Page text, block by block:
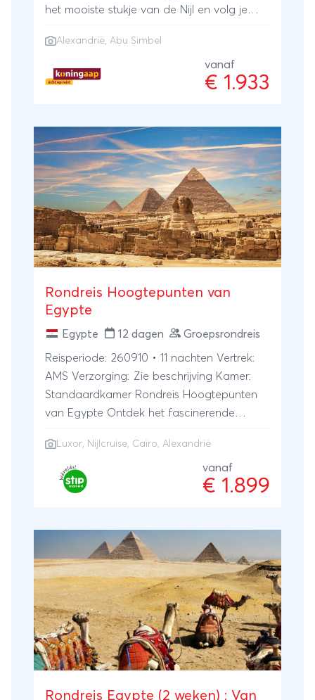
het mooiste stukje van de Nijl en volg je
Zee gelegen Alexandrië tot aan Abu Simbel
in het uiterste zuiden van het land. Meer
dan 5000 jaar geschiedenis en verrassend
voorname plaats inneemt, maar ook de
koptische en islamitische monumenten en
bouwkunst menig reiziger verbaasd doen
staan. Ervaar het oude Egypte!
Alexandrië, Abu Simbel
vanaf
€ 1.933
Rondreis Hoogtepunten van
Egypte
Egypte 12 dagen Groepsrondreis
Reisperiode: 260910 • 11 nachten Vertrek:
AMS Verzorging: Zie beschrijving Kamer:
Standaardkamer Rondreis Hoogtepunten
van Egypte Ontdek het fascinerende
groepsrondreis, inclusief een 5-daagse
Nijlcruise, en laat je betoveren door de rijke
geschiedenis en adembenemende
van de imposante piramides tot de
betoverende tempels, en geniet van een
unieke ervaring op de Nijl. Egypte biedt een
onvergetelijke ervaring voor elke reiziger.
Verken de iconen van de oude beschaving
en beleef de pracht van de Nijl van dichtbij.
Een reis die je niet mag missen! Kijk voor de
exacte route van deze groepsrondreis het
tabblad "Dagprogramma". Je begint je reis
Luxor, Nijlcruise, Caïro, Alexandrië
vanaf
€ 1.899
Rondreis Egypte (2 weken) ; Van